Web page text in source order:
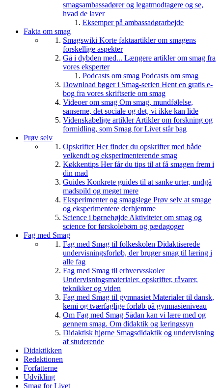
smagsambassadører og legatmodtagere og se,
hvad de laver
Eksemper på ambassadørarbejde
Fakta om smag
Smagswiki Korte faktaartikler om smagens
forskellige aspekter
Gå i dybden med... Længere artikler om smag fra
vores eksperter
Podcasts om smag Podcasts om smag
Download bøger i Smag-serien Hent en gratis e-
bog fra vores skriftserie om smag
Videoer om smag Om smag, mundfølelse,
sanserne, det sociale og det, vi ikke kan lide
Videnskabelige artiklerArtikler om forskning og
formidling, som Smag for Livet står bag
Prøv selv
OpskrifterHer finder du opskrifter med både
velkendt og eksperimenterende smag
Køkkentips Her får du tips til at få smagen frem i
din mad
Guides Konkrete guides til at sanke urter, undgå
madspild og meget mere
Eksperimenter og smagslege Prøv selv at smage
og eksperimentere derhjemme
Science i børnehøjde Aktiviteter om smag og
science for førskolebørn og pædagoger
Fag med Smag
Fag med Smag til folkeskolen Didaktiserede
undervisningsforløb, der bruger smag til læring i
alle fag
Fag med Smag til erhvervsskoler
Undervisningsmaterialer, opskrifter, råvarer,
teknikker og viden
Fag med Smag til gymnasiet Materialer til dansk,
kemi og tværfaglige forløb på gymnasieniveau
Om Fag med Smag Sådan kan vi lære med og
gennem smag. Om didaktik og læringssyn
Didaktisk hjørne Smagsdidaktik og undervisning
af studerende
Didaktikken
Redaktionen
Forfatterne
Udvikling
Smag for Livet